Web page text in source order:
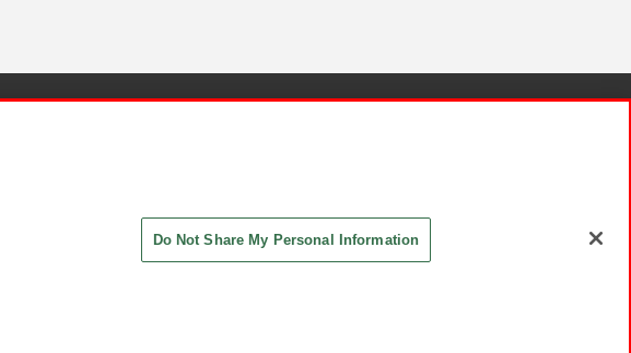
Do Not Share My Personal Information